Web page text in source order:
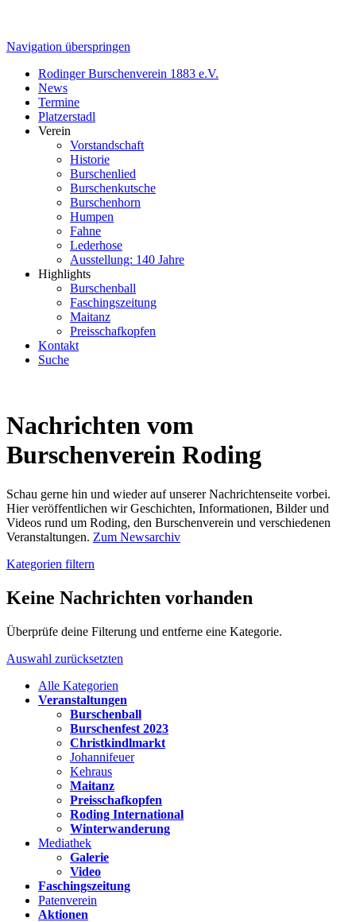
Navigation überspringen
Rodinger Burschenverein 1883 e.V.
News
Termine
Platzerstadl
Verein
Vorstandschaft
Historie
Burschenlied
Burschenkutsche
Burschenhorn
Humpen
Fahne
Lederhose
Ausstellung: 140 Jahre
Highlights
Burschenball
Faschingszeitung
Maitanz
Preisschafkopfen
Kontakt
Suche
Nachrichten vom
Burschenverein Roding
Schau gerne hin und wieder auf unserer Nachrichtenseite vorbei.
Hier veröffentlichen wir Geschichten, Informationen, Bilder und
Videos rund um Roding, den Burschenverein und verschiedenen
Veranstaltungen. Zum Newsarchiv
Kategorien filtern
Keine Nachrichten vorhanden
Überprüfe deine Filterung und entferne eine Kategorie.
Auswahl zurücksetzten
Alle Kategorien
Veranstaltungen
Burschenball
Burschenfest 2023
Christkindlmarkt
Johannifeuer
Kehraus
Maitanz
Preisschafkopfen
Roding International
Winterwanderung
Mediathek
Galerie
Video
Faschingszeitung
Patenverein
Aktionen